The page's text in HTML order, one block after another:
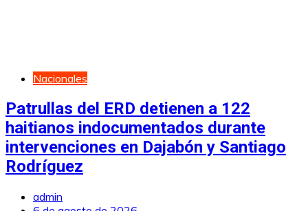
Nacionales
Patrullas del ERD detienen a 122
haitianos indocumentados durante
intervenciones en Dajabón y Santiago
Rodríguez
admin